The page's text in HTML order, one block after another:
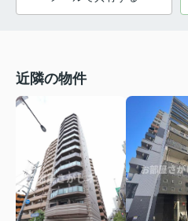
近隣の物件